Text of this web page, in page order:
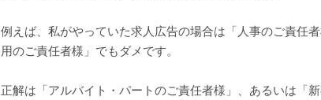
例えば、私がやっていた求人広告の場合は「人事のご責任
用のご責任者様」でもダメです。
正解は「アルバイト・パートのご責任者様」、あるいは「